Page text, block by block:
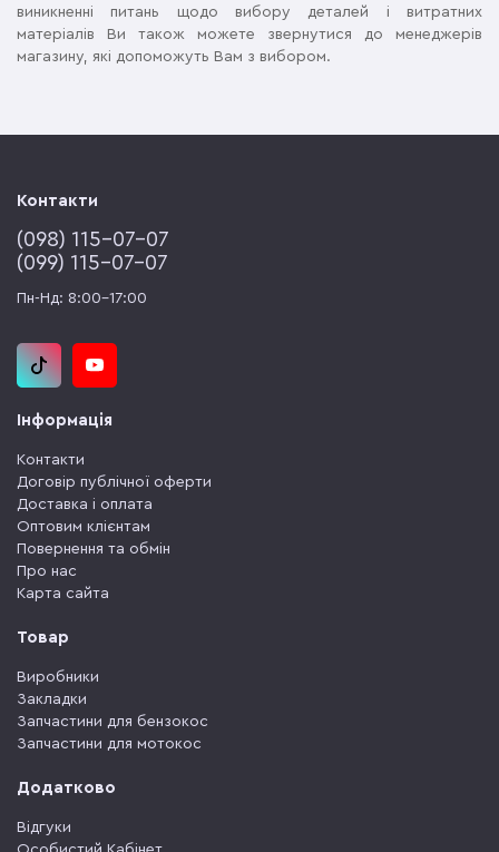
виникненні питань щодо вибору деталей і витратних
матеріалів Ви також можете звернутися до менеджерів
магазину, які допоможуть Вам з вибором.
Контакти
(‎098) 115-07-07
(‎099) 115-07-07
Пн-Нд: 8:00-17:00
Інформація
Контакти
Договір публічної оферти
Доставка і оплата
Оптовим клієнтам
Повернення та обмін
Про нас
Карта сайта
Товар
Виробники
Закладки
Запчастини для бензокос
Запчастини для мотокос
Додатково
Відгуки